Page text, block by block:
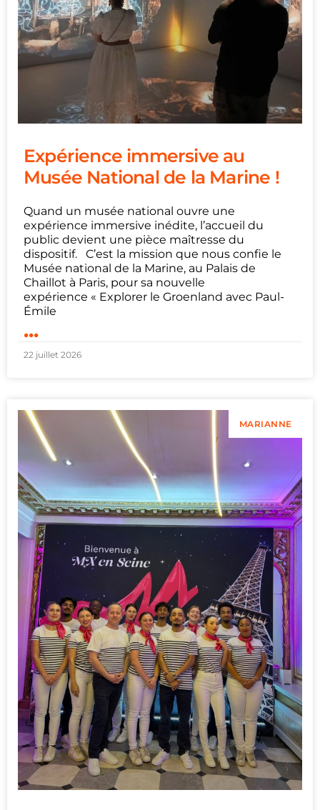
Expérience immersive au
Musée National de la Marine !
Quand un musée national ouvre une
expérience immersive inédite, l’accueil du
public devient une pièce maîtresse du
dispositif. C’est la mission que nous confie le
Musée national de la Marine, au Palais de
Chaillot à Paris, pour sa nouvelle
expérience « Explorer le Groenland avec Paul-
Émile
...
22 juillet 2026
MARIANNE